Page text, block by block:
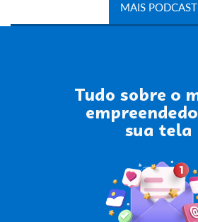
MAIS PODCAST